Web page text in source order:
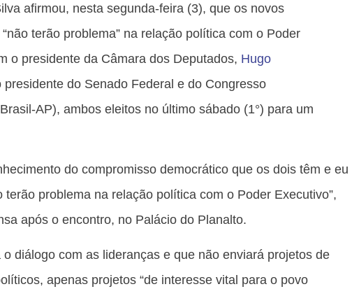
afirmou, nesta segunda-feira (3), que os novos
terão problema” na relação política com o Poder
o presidente da Câmara dos Deputados, Hugo
do Senado Federal e do Congresso
AP), ambos eleitos no último sábado (1°) para um
do compromisso democrático que os dois têm e eu
problema na relação política com o Poder Executivo”,
após o encontro, no Palácio do Planalto.
diálogo com as lideranças e que não enviará projetos de
apenas projetos “de interesse vital para o povo